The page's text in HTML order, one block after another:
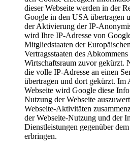
dieser Webseite werden in der
Google in den USA übertragen
der Aktivierung der IP-
wird Ihre IP-Adresse von
Mitgliedstaaten der
Vertragsstaaten des
Wirtschaftsraum zuvor gekürzt.
die volle IP-Adresse an einen
übertragen und dort gekürzt. Im
Webseite wird Google diese
Nutzung der Webseite
Webseite-Aktivitäten
der Webseite-Nutzung und der
Dienstleistungen gegenüber
erbringen.